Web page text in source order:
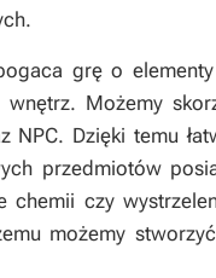
grę o
wnętrz. Możemy
NPC. Dzięki temu
przedmiotów
czy
możemy